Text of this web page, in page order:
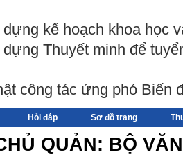
kế hoạch khoa học
Thuyết minh để
công tác ứng phó Biến
Hỏi đáp Sơ đồ trang
QUẢN: BỘ